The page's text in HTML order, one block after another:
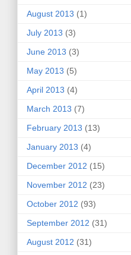
August 2013 (1)
July 2013 (3)
June 2013 (3)
May 2013 (5)
April 2013 (4)
March 2013 (7)
February 2013 (13)
January 2013 (4)
December 2012 (15)
November 2012 (23)
October 2012 (93)
September 2012 (31)
August 2012 (31)